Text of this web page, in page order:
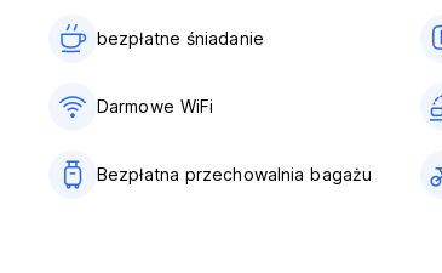
bezpłatne śniadanie‎
Darmowe WiFi
Bezpłatna przechowalnia bagażu